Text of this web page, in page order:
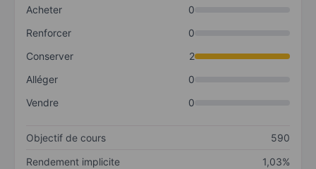
Acheter
0
Renforcer
0
Conserver
2
Alléger
0
Vendre
0
Objectif de cours
590
Rendement implicite
1,03%